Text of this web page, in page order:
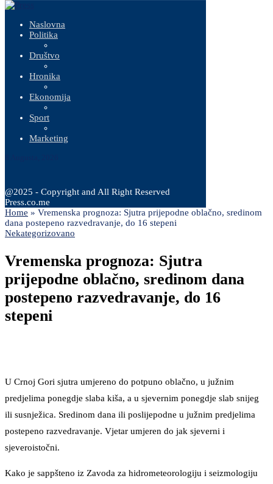
Naslovna
Politika
Društvo
Hronika
Ekonomija
Sport
Marketing
@2025 - Copyright and All Right Reserved
Press.co.me
Home » Vremenska prognoza: Sjutra prijepodne oblačno, sredinom
dana postepeno razvedravanje, do 16 stepeni
Nekategorizovano
Vremenska prognoza: Sjutra
prijepodne oblačno, sredinom dana
postepeno razvedravanje, do 16
stepeni
U Crnoj Gori sjutra umjereno do potpuno oblačno, u južnim
predjelima ponegdje slaba kiša, a u sjevernim ponegdje slab snijeg
ili susnježica. Sredinom dana ili poslijepodne u južnim predjelima
postepeno razvedravanje. Vjetar umjeren do jak sjeverni i
sjeveroistočni.
Kako je sappšteno iz Zavoda za hidrometeorologiju i seizmologiju